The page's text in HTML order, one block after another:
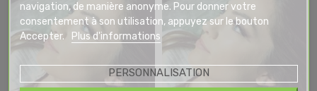
navigation, de manière anonyme. Pour donner votre
consentement à son utilisation, appuyez sur le bouton
Accepter.
Plus d'informations
PERSONNALISATION